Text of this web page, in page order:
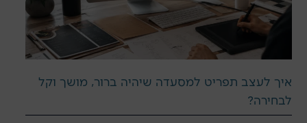
איך לעצב תפריט למסעדה שיהיה ברור, מושך וקל
לבחירה?